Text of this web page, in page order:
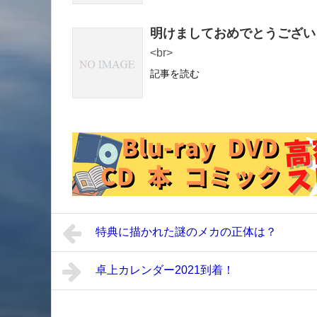
明けましておめでとうござ
<br>
記事を読む
特典に描かれた謎のメカの正体は？
卓上カレンダー2021到着！